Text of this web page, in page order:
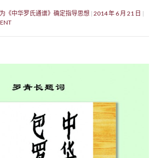
《中华罗氏通谱》确定指导思想 2014 年 6 月 21 日